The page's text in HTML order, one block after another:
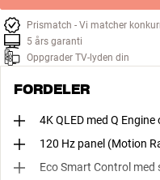
Prismatch - Vi matcher
5 års garanti
Oppgrader TV-lyden din
FORDELER
4K QLED med Q
120 Hz panel (Motion
Eco Smart Control med